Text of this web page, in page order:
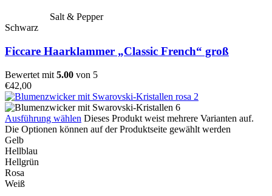
Salt & Pepper
Schwarz
Ficcare Haarklammer „Classic French“ groß
Bewertet mit 5.00 von 5
€42,00
Ausführung wählen Dieses Produkt weist mehrere Varianten auf.
Die Optionen können auf der Produktseite gewählt werden
Gelb
Hellblau
Hellgrün
Rosa
Weiß